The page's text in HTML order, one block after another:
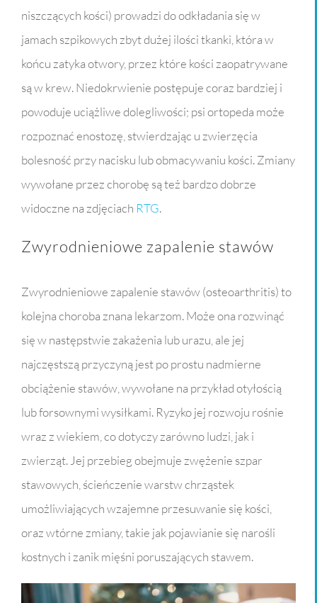
niszczących kości) prowadzi do odkładania się w
jamach szpikowych zbyt dużej ilości tkanki, która w
końcu zatyka otwory, przez które kości zaopatrywane
są w krew. Niedokrwienie postępuje coraz bardziej i
powoduje uciążliwe dolegliwości; psi ortopeda może
rozpoznać enostozę, stwierdzając u zwierzęcia
bolesność przy nacisku lub obmacywaniu kości. Zmiany
wywołane przez chorobę są też bardzo dobrze
widoczne na zdjęciach RTG.
Zwyrodnieniowe zapalenie stawów
Zwyrodnieniowe zapalenie stawów (osteoarthritis) to
kolejna choroba znana lekarzom. Może ona rozwinąć
się w następstwie zakażenia lub urazu, ale jej
najczęstszą przyczyną jest po prostu nadmierne
obciążenie stawów, wywołane na przykład otyłością
lub forsownymi wysiłkami. Ryzyko jej rozwoju rośnie
wraz z wiekiem, co dotyczy zarówno ludzi, jak i
zwierząt. Jej przebieg obejmuje zwężenie szpar
stawowych, ścieńczenie warstw chrząstek
umożliwiających wzajemne przesuwanie się kości,
oraz wtórne zmiany, takie jak pojawianie się narośli
kostnych i zanik mięśni poruszających stawem.